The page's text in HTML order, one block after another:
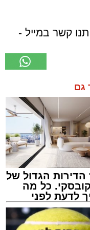
קשר במייל -
גם
הדירות הגדול של
כל מה
לדעת לפני
הצעה לדירה